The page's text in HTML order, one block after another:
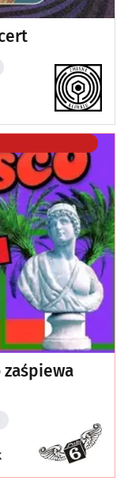
zaśpiewa